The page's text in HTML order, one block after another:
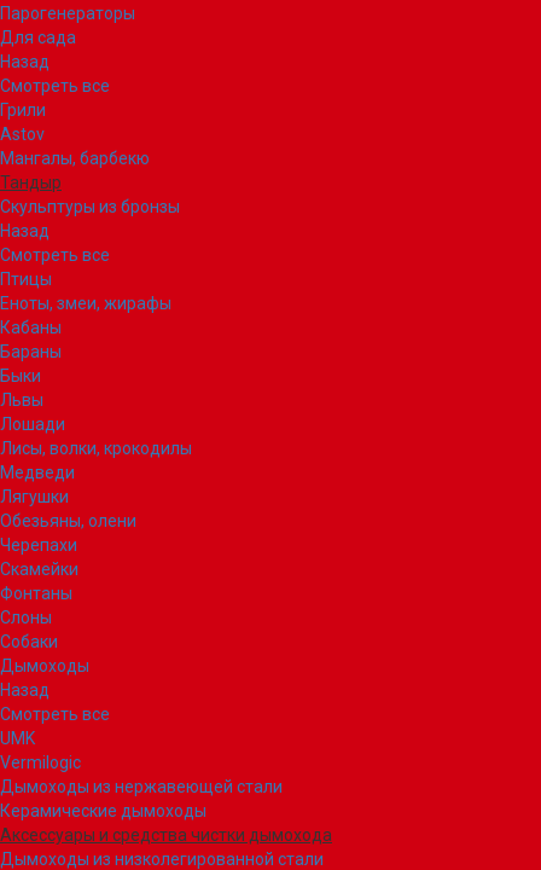
Парогенераторы
Для сада
Назад
Смотреть все
Грили
Astov
Мангалы, барбекю
Тандыр
Скульптуры из бронзы
Назад
Смотреть все
Птицы
Еноты, змеи, жирафы
Кабаны
Бараны
Быки
Львы
Лошади
Лисы, волки, крокодилы
Медведи
Лягушки
Обезьяны, олени
Черепахи
Скамейки
Фонтаны
Слоны
Собаки
Дымоходы
Назад
Смотреть все
UMK
Vermilogic
Дымоходы из нержавеющей стали
Керамические дымоходы
Аксессуары и средства чистки дымохода
Дымоходы из низколегированной стали